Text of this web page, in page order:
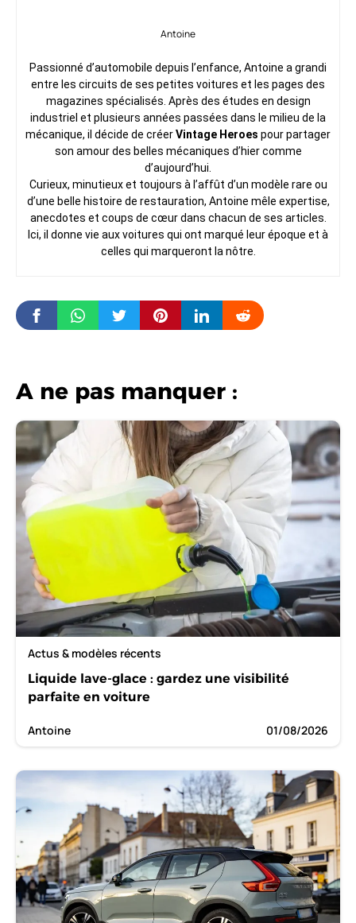
Antoine
Passionné d’automobile depuis l’enfance, Antoine a grandi
entre les circuits de ses petites voitures et les pages des
magazines spécialisés. Après des études en design
industriel et plusieurs années passées dans le milieu de la
mécanique, il décide de créerVintage Heroes pour partager
son amour des belles mécaniques d’hier comme
d’aujourd’hui.
Curieux, minutieux et toujours à l’affût d’un modèle rare ou
d’une belle histoire de restauration, Antoine mêle expertise,
anecdotes et coups de cœur dans chacun de ses articles.
Ici, il donne vie aux voitures qui ont marqué leur époque et à
celles qui marqueront la nôtre.
A ne pas manquer :
Actus & modèles récents
Liquide lave-glace : gardez une visibilité
parfaite en voiture
Antoine 01/08/2026